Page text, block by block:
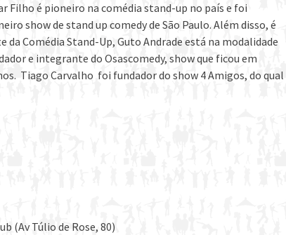
Filho é pioneiro na comédia stand-up no país e foi
show de stand up comedy de São Paulo. Além disso, é
Comédia Stand-Up, Guto Andrade está na modalidade
e integrante do Osascomedy, show que ficou em
Tiago Carvalho foi fundador do show 4 Amigos, do qual
(Av Túlio de Rose, 80)